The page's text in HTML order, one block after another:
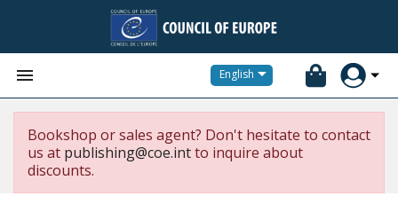
 English
Bookshop or sales agent? Don't hesitate to contact
us at publishing@coe.intto inquire about
discounts.